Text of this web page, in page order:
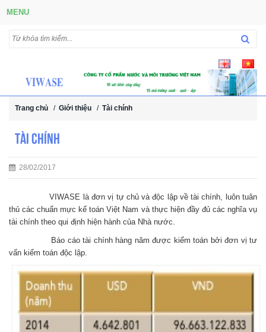
MENU
Trang chủ / Giới thiệu / Tài chính
Tài chính
28/02/2017
VIWASE là đơn vị tự chủ và độc lập về tài chính, luôn tuân
thủ các chuẩn mực kế toán Việt Nam và thực hiện đầy đủ các nghĩa vụ
tài chính theo qui định hiện hành của Nhà nước.
Báo cáo tài chính hàng năm được kiểm toán bởi đơn vị tư
vấn kiểm toán độc lập.